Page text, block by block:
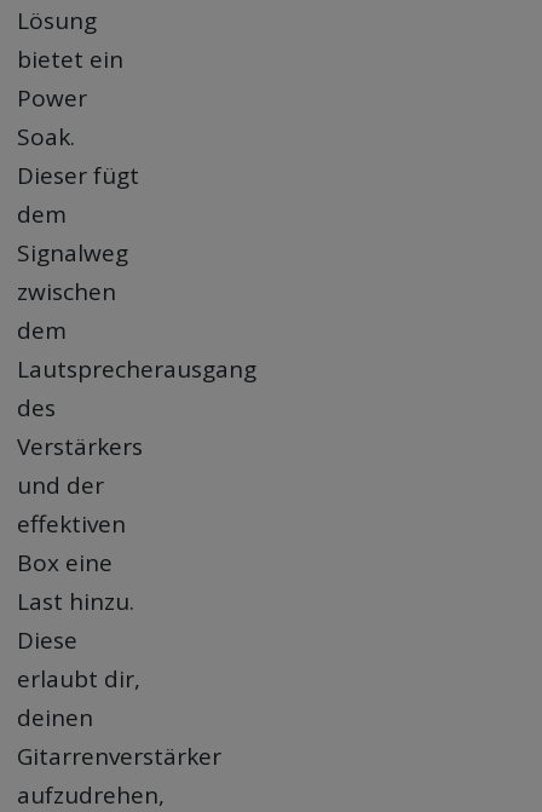
Lösung
bietet ein
Power
Soak.
Dieser fügt
dem
Signalweg
zwischen
dem
Lautsprecherausgang
des
Verstärkers
und der
effektiven
Box eine
Last hinzu.
Diese
erlaubt dir,
deinen
Gitarrenverstärker
aufzudrehen,